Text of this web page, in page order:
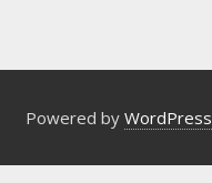
Powered by WordPress